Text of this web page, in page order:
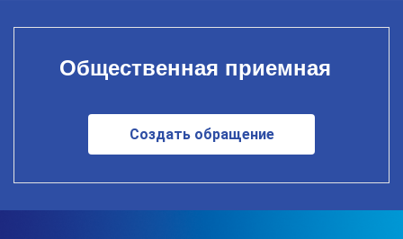
Общественная приемная
Создать обращение